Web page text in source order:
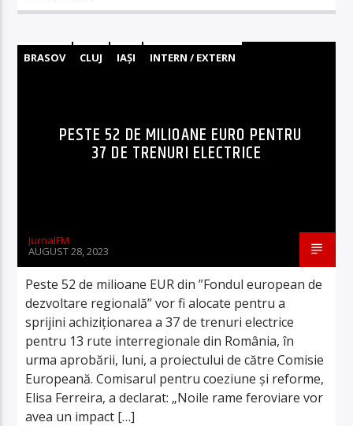
BRASOV CLUJ IAȘI
INTERN / EXTERN
PESTE 52 DE MILIOANE EURO PENTRU
37 DE TRENURI ELECTRICE
JurnalFM
AUGUST 28, 2023
Peste 52 de milioane EUR din ”Fondul european de
dezvoltare regională” vor fi alocate pentru a
sprijini achiziționarea a 37 de trenuri electrice
pentru 13 rute interregionale din România, în
urma aprobării, luni, a proiectului de către Comisie
Europeană. Comisarul pentru coeziune și reforme,
Elisa Ferreira, a declarat: „Noile rame feroviare vor
avea un impact […]